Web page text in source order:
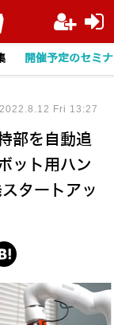
開催予定のセミ
部を自動追
ット用ハン
タートアッ
2022.8.12 Fri 13:27